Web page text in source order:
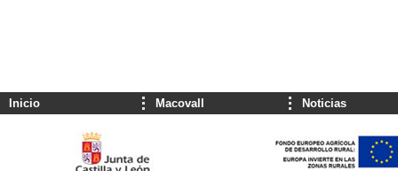
Inicio Macovall Noticias